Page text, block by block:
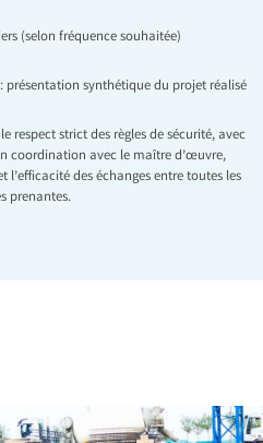
(selon fréquence souhaitée)
présentation synthétique du projet réalisé
respect strict des règles de sécurité, avec
coordination avec le maître d’œuvre,
des échanges entre toutes les
prenantes.